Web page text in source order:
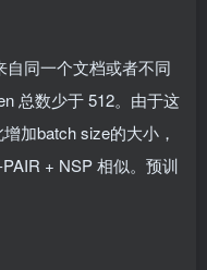
同一个文档或者不同
总数少于 512。由于这
加batch size的大小，
+ NSP 相似。预训